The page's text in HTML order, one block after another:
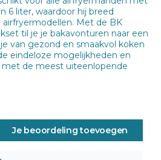
6 liter, waardoor hij breed
airfryermodellen. Met de BK
til je je bakavonturen naar een
van gezond en smaakvol koken
eindeloze mogelijkheden en
met de meest uiteenlopende
Je beoordeling toevoegen